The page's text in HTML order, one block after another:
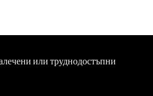
или труднодостъпни